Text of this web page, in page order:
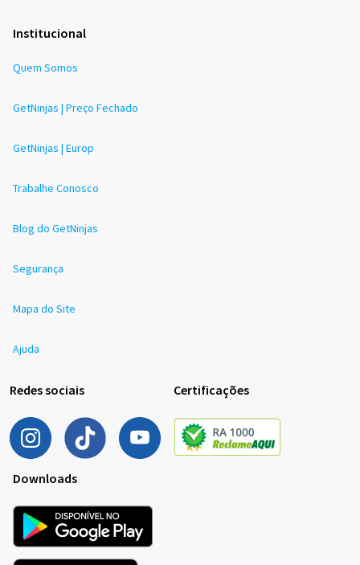
Institucional
Quem Somos
GetNinjas | Preço Fechado
GetNinjas | Europ
Trabalhe Conosco
Blog do GetNinjas
Segurança
Mapa do Site
Ajuda
Redes sociais Certificações
Downloads